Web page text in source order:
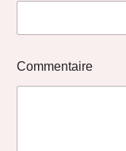
Commentaire